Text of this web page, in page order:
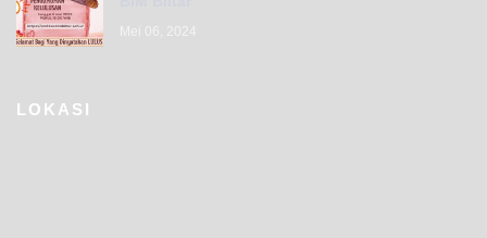
Mei 06, 2024
LOKASI